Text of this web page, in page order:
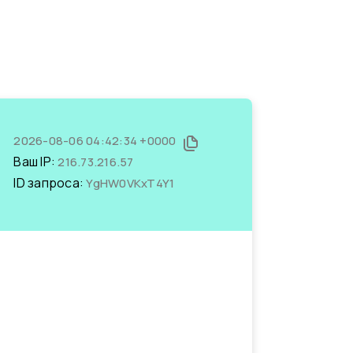
2026-08-06 04:42:34 +0000
Ваш IP:216.73.216.57
ID запроса:YgHW0VKxT4Y1